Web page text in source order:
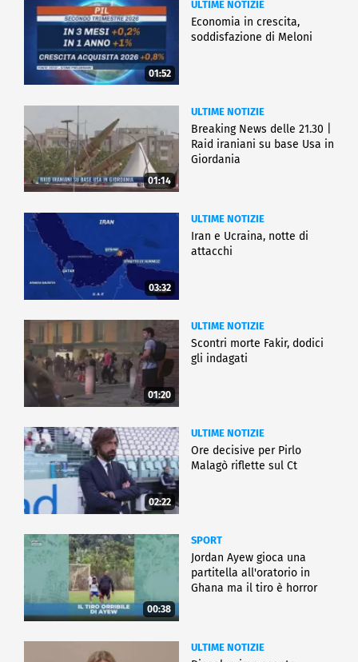
01:52
ULTIME NOTIZIE
Economia in crescita,
soddisfazione di Meloni
01:14
ULTIME NOTIZIE
Breaking News delle 21.30 |
Raid iraniani su base Usa in
Giordania
03:32
ULTIME NOTIZIE
Iran e Ucraina, notte di
attacchi
01:20
ULTIME NOTIZIE
Scontri morte Fakir, dodici
gli indagati
02:22
ULTIME NOTIZIE
Ore decisive per Pirlo
Malagò riflette sul Ct
00:38
SPORT
Jordan Ayew gioca una
partitella all'oratorio in
Ghana ma il tiro è horror
ULTIME NOTIZIE